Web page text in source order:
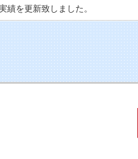
績を更新致しました。
ホームページを公開しました